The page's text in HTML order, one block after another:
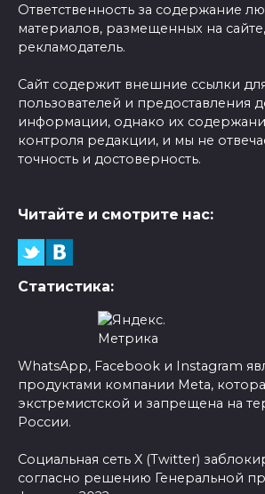
Ответственность за содержание
материалов, размещенных на
рекламодатель.
Сайт содержит внешние ссылки
пользователей и предоставления
информации, однако их
контроля редакции, и мы не
точность и достоверность.
Читайте и смотрите нас:
Статистика:
WhatsApp, Facebook и Instagram
продуктами компании Meta,
экстремистской и запрещена на
России.
Социальная сеть X (Twitter)
согласно решению Генеральной